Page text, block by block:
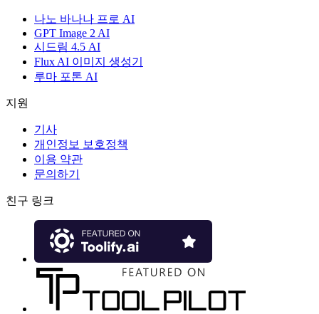
나노 바나나 프로 AI
GPT Image 2 AI
시드림 4.5 AI
Flux AI 이미지 생성기
루마 포톤 AI
지원
기사
개인정보 보호정책
이용 약관
문의하기
친구 링크